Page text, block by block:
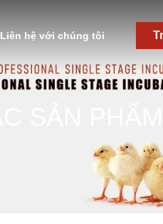
Liên hệ với chúng tôi